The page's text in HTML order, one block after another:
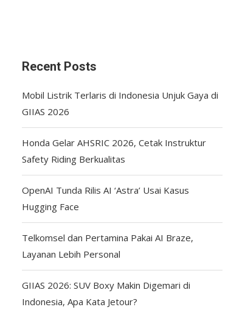
Recent Posts
Mobil Listrik Terlaris di Indonesia Unjuk Gaya di
GIIAS 2026
Honda Gelar AHSRIC 2026, Cetak Instruktur
Safety Riding Berkualitas
OpenAI Tunda Rilis AI ‘Astra’ Usai Kasus
Hugging Face
Telkomsel dan Pertamina Pakai AI Braze,
Layanan Lebih Personal
GIIAS 2026: SUV Boxy Makin Digemari di
Indonesia, Apa Kata Jetour?